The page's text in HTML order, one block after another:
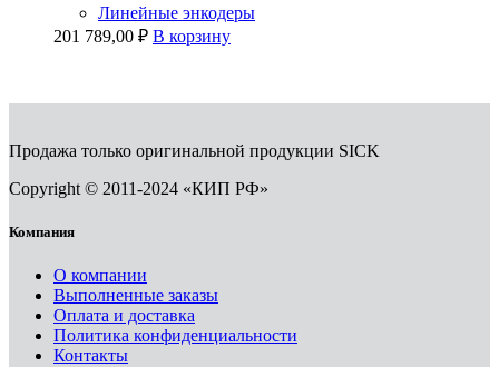
Линейные энкодеры
201 789,00 ₽ В корзину
Продажа только оригинальной продукции SICK
Copyright © 2011-2024 «КИП РФ»
Компания
О компании
Выполненные заказы
Оплата и доставка
Политика конфиденциальности
Контакты